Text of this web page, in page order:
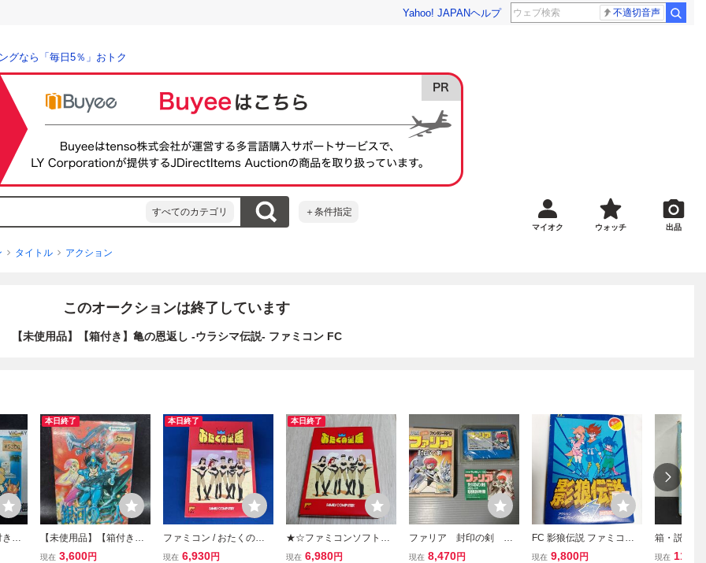
Yahoo! JAPANヘルプ 不適切音声
グなら「毎日5％」おトク
すべてのカテゴリ ＋条件指定
マイオク ウォッチ 出品
タイトル アクション
このオークションは終了しています
【未使用品】【箱付き】亀の恩返し -ウラシマ伝説- ファミコン FC
】
本日終了
【未使用品】【箱付き】
銀河の三人 ファミコン F
現在 3,600円
本日終了
ファミコン / おたくの星
座 / 箱、説明書あり / 起動
現在 6,930円
本日終了
★☆ファミコンソフト
おたくの星座 箱・説明
現在 6,980円
ファリア 封印の剣
箱・説明書付き FC ファ
現在 8,470円
FC 影狼伝説 ファミコン
ソフト ピクセル 当時物
現在 9,800円
箱・説明書
ャ丸2 ファ
現在